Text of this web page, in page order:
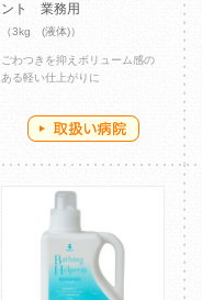
ント 業務用
（3kg (液体)）
ごわつきを抑えボリューム感の
ある軽い仕上がりに